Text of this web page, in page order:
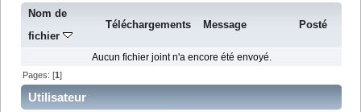
Nom de
fichier
Téléchargements Message Posté
Aucun fichier joint n'a encore été envoyé.
Pages: [1]
Utilisateur